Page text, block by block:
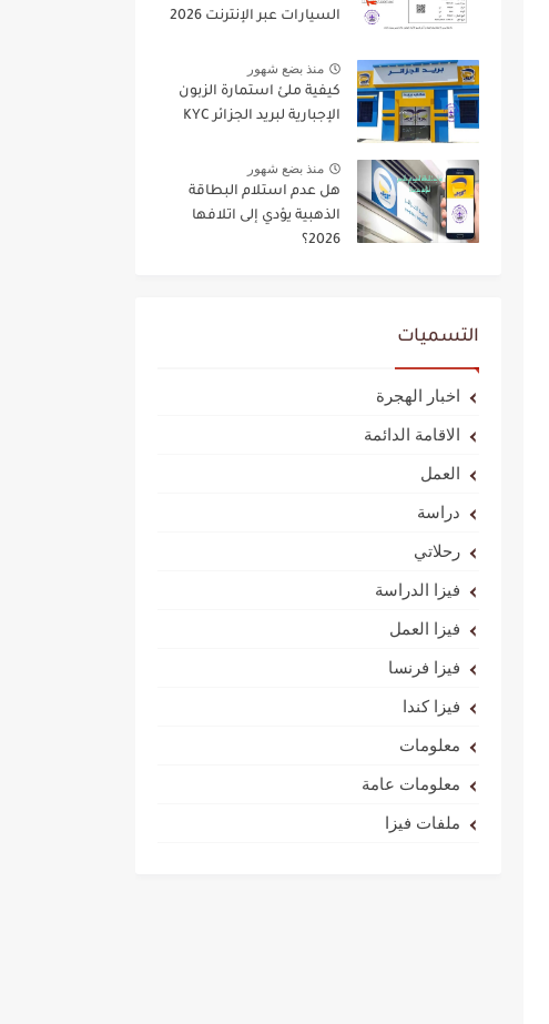
السيارات عبر الإنترنت 2026
منذ بضع شهور
كيفية ملئ استمارة الزبون
الإجبارية لبريد الجزائر KYC
منذ بضع شهور
هل عدم استلام البطاقة
الذهبية يؤدي إلى اتلافها
2026؟
التسميات
اخبار الهجرة
الاقامة الدائمة
العمل
دراسة
رحلاتي
فيزا الدراسة
فيزا العمل
فيزا فرنسا
فيزا كندا
معلومات
معلومات عامة
ملفات فيزا